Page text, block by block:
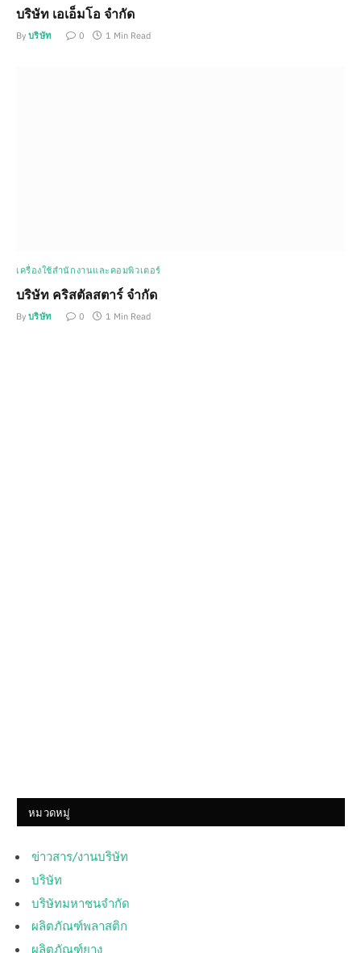
บริษัท เอเอ็มโอ จำกัด
By บริษัท 0 1 Min Read
เครื่องใช้สำนักงานและคอมพิวเตอร์
บริษัท คริสตัลสตาร์ จำกัด
By บริษัท 0 1 Min Read
หมวดหมู่
ข่าวสาร/งานบริษัท
บริษัท
บริษัทมหาชนจำกัด
ผลิตภัณฑ์พลาสติก
ผลิตภัณฑ์ยาง